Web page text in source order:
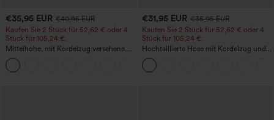
€35,95 EUR €40,95 EUR
Kaufen Sie 2 Stück für 52,62 € oder 4
Stück für 105,24 €.
Mittelhohe, mit Kordelzug versehene,
schnelltrocknende Golfhose mit schmal
zulaufendem Schnitt, abgerundetem
Saum und Taschen – UPF 40+
€31,95 EUR €35,95 EUR
Kaufen Sie 2 Stück für 52,62 € oder 4
Stück für 105,24 €.
Hochtaillierte Hose mit Kordelzug und
Taschen, weitem Bein, lässig und locker
in Leinenoptik